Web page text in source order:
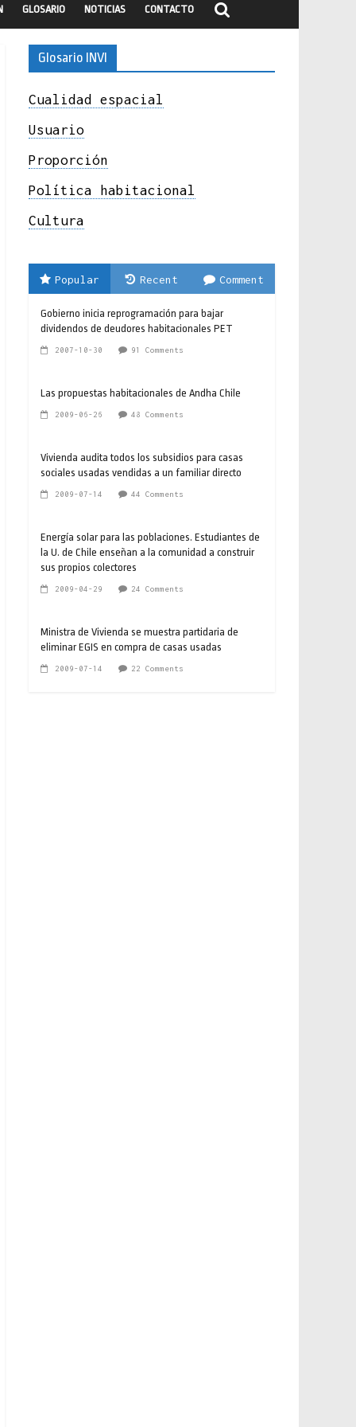
GLOSARIO NOTICIAS CONTACTO
Glosario INVI
Cualidad espacial
Usuario
Proporción
Política habitacional
Cultura
Popular Recent Comment
Gobierno inicia reprogramación para bajar
dividendos de deudores habitacionales PET
2007-10-30 91 Comments
Las propuestas habitacionales de Andha Chile
2009-06-26 48 Comments
Vivienda audita todos los subsidios para casas
sociales usadas vendidas a un familiar directo
2009-07-14 44 Comments
Energía solar para las poblaciones. Estudiantes de
la U. de Chile enseñan a la comunidad a construir
sus propios colectores
2009-04-29 24 Comments
Ministra de Vivienda se muestra partidaria de
eliminar EGIS en compra de casas usadas
2009-07-14 22 Comments